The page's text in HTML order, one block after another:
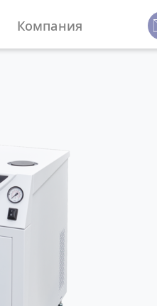
Компания